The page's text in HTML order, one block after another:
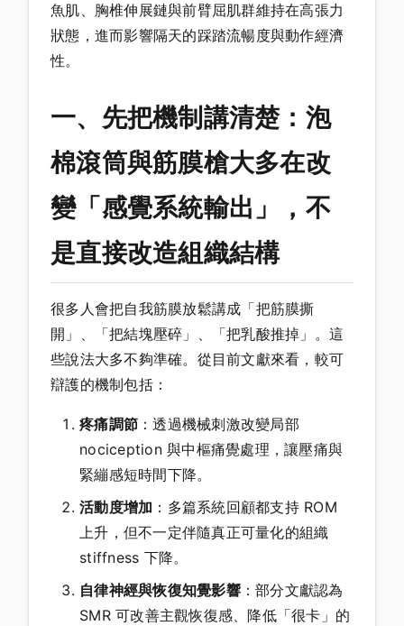
魚肌、胸椎伸展鏈與前臂屈肌群維持在高張力
狀態，進而影響隔天的踩踏流暢度與動作經濟
性。
一、先把機制講清楚：泡
棉滾筒與筋膜槍大多在改
變「感覺系統輸出」，不
是直接改造組織結構
很多人會把自我筋膜放鬆講成「把筋膜撕
開」、「把結塊壓碎」、「把乳酸推掉」。這
些說法大多不夠準確。從目前文獻來看，較可
辯護的機制包括：
疼痛調節 ：透過機械刺激改變局部
nociception 與中樞痛覺處理，讓壓痛與
緊繃感短時間下降。
活動度增加 ：多篇系統回顧都支持 ROM
上升，但不一定伴隨真正可量化的組織
stiffness 下降。
自律神經與恢復知覺影響：部分文獻認為
SMR 可改善主觀恢復感、降低「很卡」的